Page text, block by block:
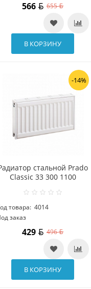
566 655
В КОРЗИНУ
-14%
стальной Prado
Classic 33 300 1100
товара: 4014
заказ
429 496
В КОРЗИНУ